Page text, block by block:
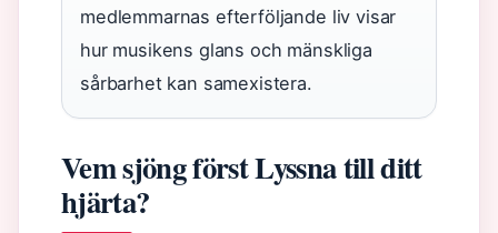
medlemmarnas efterföljande liv visar
hur musikens glans och mänskliga
sårbarhet kan samexistera.
Vem sjöng först Lyssna till ditt
hjärta?